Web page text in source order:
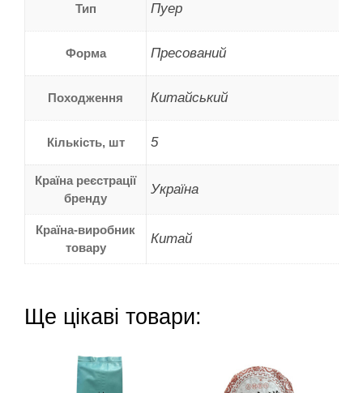
Тип Пуер
Форма Пресований
Походження Китайський
Кількість, шт 5
Країна реєстрації
бренду
Україна
Країна-виробник
товару
Китай
Ще цікаві товари: